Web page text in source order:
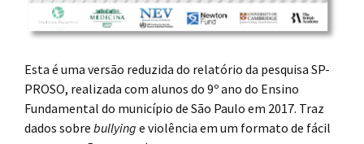
Esta é uma versão reduzida do relatório da pesquisa SP-
PROSO, realizada com alunos do 9º ano do Ensino
Fundamental do município de São Paulo em 2017. Traz
dados sobre bullying e violência em um formato de fácil